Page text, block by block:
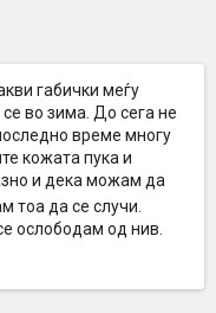
габички меѓу
во зима. До сега не
време многу
кожата пука и
и дека можам да
тоа да се случи.
ослободам од нив.